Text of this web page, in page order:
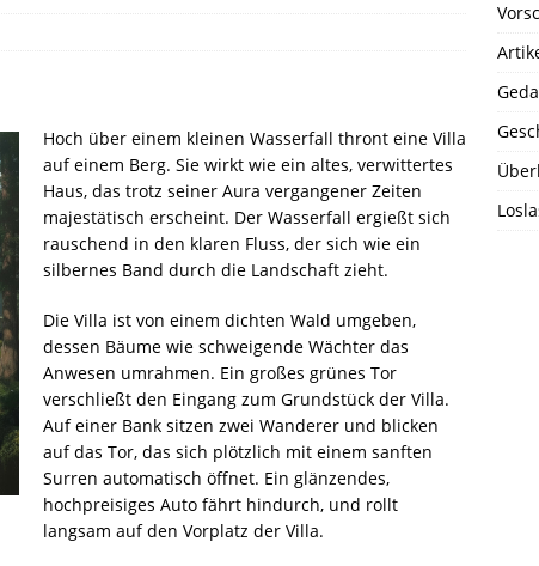
Hoch über einem kleinen Wasserfall thront eine Villa
auf einem Berg. Sie wirkt wie ein altes, verwittertes
Haus, das trotz seiner Aura vergangener Zeiten
majestätisch erscheint. Der Wasserfall ergießt sich
rauschend in den klaren Fluss, der sich wie ein
silbernes Band durch die Landschaft zieht.
Die Villa ist von einem dichten Wald umgeben,
dessen Bäume wie schweigende Wächter das
Anwesen umrahmen. Ein großes grünes Tor
verschließt den Eingang zum Grundstück der Villa.
Auf einer Bank sitzen zwei Wanderer und blicken
auf das Tor, das sich plötzlich mit einem sanften
Surren automatisch öffnet. Ein glänzendes,
hochpreisiges Auto fährt hindurch, und rollt
langsam auf den Vorplatz der Villa.